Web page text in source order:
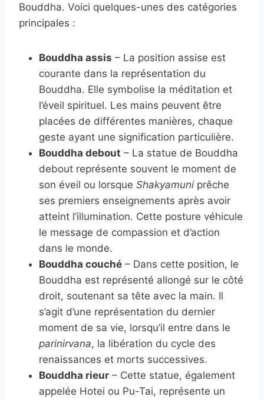
Bouddha. Voici quelques-unes des catégories
principales :
Bouddha assis – La position assise est
courante dans la représentation du
Bouddha. Elle symbolise la méditation et
l’éveil spirituel. Les mains peuvent être
placées de différentes manières, chaque
geste ayant une signification particulière.
Bouddha debout – La statue de Bouddha
debout représente souvent le moment de
son éveil ou lorsque Shakyamuni prêche
ses premiers enseignements après avoir
atteint l’illumination. Cette posture véhicule
le message de compassion et d’action
dans le monde.
Bouddha couché – Dans cette position, le
Bouddha est représenté allongé sur le côté
droit, soutenant sa tête avec la main. Il
s’agit d’une représentation du dernier
moment de sa vie, lorsqu’il entre dans le
parinirvana, la libération du cycle des
renaissances et morts successives.
Bouddha rieur – Cette statue, également
appelée Hotei ou Pu-Tai, représente un